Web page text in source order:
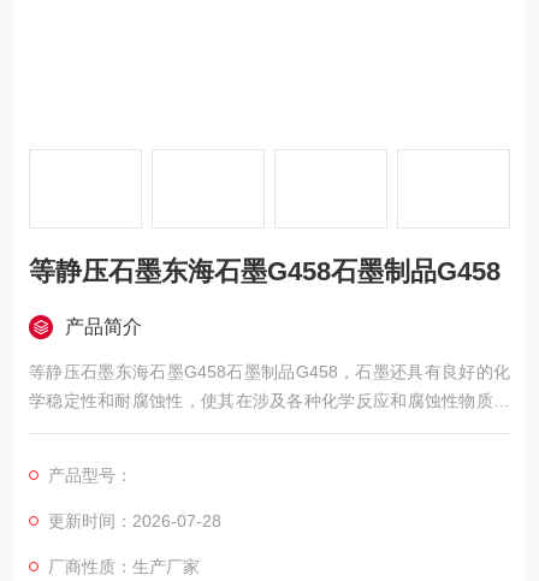
等静压石墨东海石墨G458石墨制品G458
产品简介
等静压石墨东海石墨G458石墨制品G458，石墨还具有良好的化
学稳定性和耐腐蚀性，使其在涉及各种化学反应和腐蚀性物质的
电子器件的烧结过程中保持较长的使用寿命和可靠性。
产品型号：
更新时间：2026-07-28
厂商性质：生产厂家